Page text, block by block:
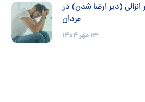
(دیر ارضا شدن) در
مردان
۱۳ مهر ۱۴۰۴